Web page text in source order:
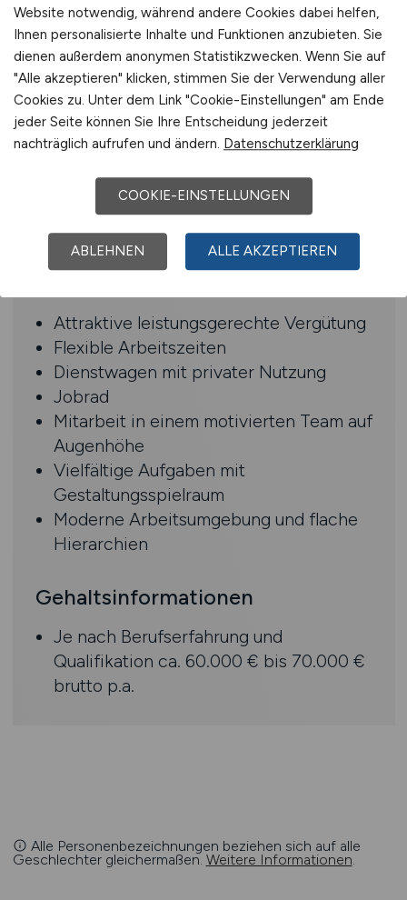
Gewerbeimmobilien
Kenntnisse in Elektroplanung,
Beleuchtungstechnik und idealerweise
Brandschutz wünschenswert
Reisebereitschaft je nach Projektlage
Gute Deutschkenntnisse in Wort und
Schrift
Eigenverantwortliche und strukturierte
Arbeitsweise
Teamfähigkeit und Flexibilität
Attraktive leistungsgerechte Vergütung
Flexible Arbeitszeiten
Dienstwagen mit privater Nutzung
Jobrad
Mitarbeit in einem motivierten Team auf
Augenhöhe
Vielfältige Aufgaben mit
Gestaltungsspielraum
Moderne Arbeitsumgebung und flache
Hierarchien
Gehaltsinformationen
Je nach Berufserfahrung und
Qualifikation ca. 60.000 € bis 70.000 €
brutto p.a.
Alle Personenbezeichnungen beziehen sich auf alle
Geschlechter gleichermaßen. Weitere Informationen.
Website notwendig, während andere Cookies dabei helfen,
Ihnen personalisierte Inhalte und Funktionen anzubieten. Sie
dienen außerdem anonymen Statistikzwecken. Wenn Sie auf
"Alle akzeptieren" klicken, stimmen Sie der Verwendung aller
Cookies zu. Unter dem Link "Cookie-Einstellungen" am Ende
jeder Seite können Sie Ihre Entscheidung jederzeit
nachträglich aufrufen und ändern. Datenschutzerklärung
COOKIE-EINSTELLUNGEN
ABLEHNEN ALLE AKZEPTIEREN